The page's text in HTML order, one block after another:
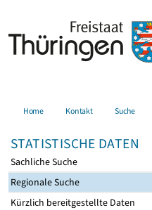
Home Kontakt Suche
STATISTISCHE DATEN
Sachliche Suche
Regionale Suche
Kürzlich bereitgestellte Daten